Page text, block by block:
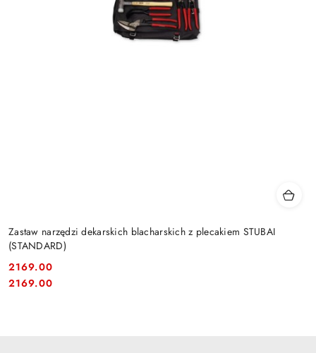
Zastaw narzędzi dekarskich blacharskich z plecakiem STUBAI
(STANDARD)
Cena:
2169.00
Cena:
2169.00